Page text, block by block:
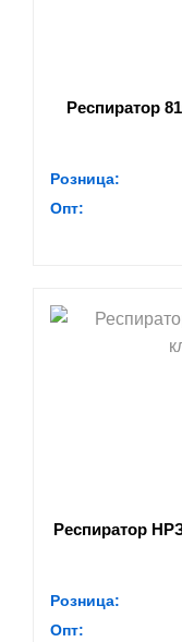
Респиратор
Розница:
Опт:
Респиратор
Розница:
Опт: